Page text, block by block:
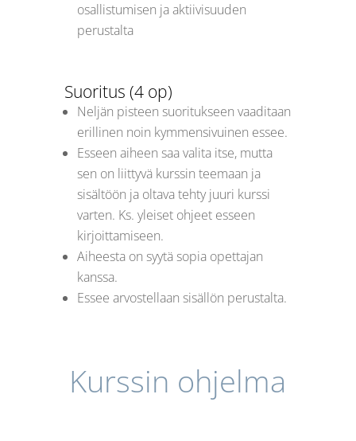
osallistumisen ja aktiivisuuden
perustalta
Suoritus (4 op)
Neljän pisteen suoritukseen vaaditaan
erillinen noin kymmensivuinen essee.
Esseen aiheen saa valita itse, mutta
sen on liittyvä kurssin teemaan ja
sisältöön ja oltava tehty juuri kurssi
varten. Ks. yleiset ohjeet esseen
kirjoittamiseen.
Aiheesta on syytä sopia opettajan
kanssa.
Essee arvostellaan sisällön perustalta.
Kurssin ohjelma